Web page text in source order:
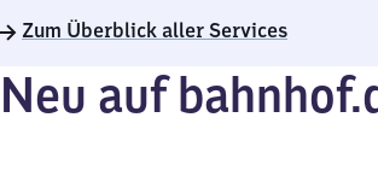
22
Zum Überblick aller Services
Neu auf